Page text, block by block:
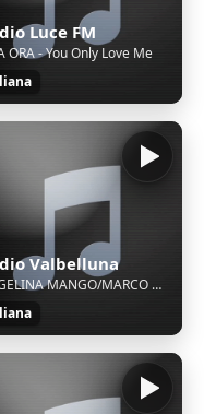
Luce FM
ORA - You Only Love Me
Valbelluna
ANGELINA MANGO/MARCO MENGONI - CANTO D'AMORE